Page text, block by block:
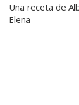
Una receta de
Elena